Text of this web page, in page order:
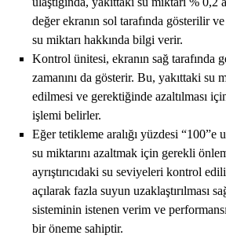
değer ekranın sol tarafında gösterilir
su miktarı hakkında bilgi verir.
Kontrol ünitesi, ekranın sağ tarafında
zamanını da gösterir. Bu, yakıttaki su
edilmesi ve gerektiğinde azaltılması
işlemi belirler.
Eğer tetikleme aralığı yüzdesi “100”e
su miktarını azaltmak için gerekli
ayrıştırıcıdaki su seviyeleri kontrol
açılarak fazla suyun uzaklaştırılması
sisteminin istenen verim ve
bir öneme sahiptir.